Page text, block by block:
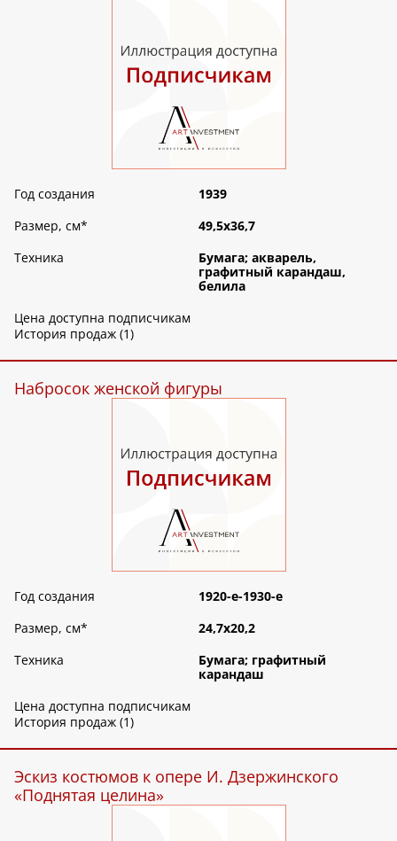
Год создания
1939
Размер, см*
49,5х36,7
Техника
Бумага; акварель,
графитный карандаш,
белила
Цена доступна подписчикам
История продаж (1)
Набросок женской фигуры
Год создания
1920-е-1930-е
Размер, см*
24,7х20,2
Техника
Бумага; графитный
карандаш
Цена доступна подписчикам
История продаж (1)
Эскиз костюмов к опере И. Дзержинского
«Поднятая целина»